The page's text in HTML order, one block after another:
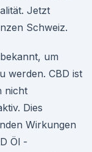
Jetzt
Schweiz.
um
werden. CBD ist
nicht
Dies
Wirkungen
Öl -